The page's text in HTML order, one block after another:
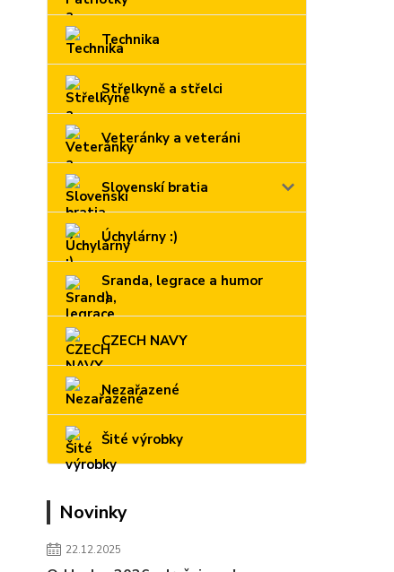
Technika
Střelkyně a střelci
Veteránky a veteráni
Slovenskí bratia
Úchylárny :)
Sranda, legrace a humor
:)
CZECH NAVY
Nezařazené
Šité výrobky
Novinky
22.12.2025